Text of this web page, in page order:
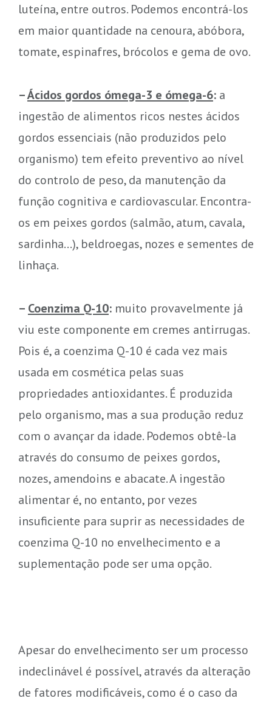
luteína, entre outros. Podemos encontrá-los
em maior quantidade na cenoura, abóbora,
tomate, espinafres, brócolos e gema de ovo.
–Ácidos gordos ómega-3 e ómega-6:a
ingestão de alimentos ricos nestes ácidos
gordos essenciais (não produzidos pelo
organismo) tem efeito preventivo ao nível
do controlo de peso, da manutenção da
função cognitiva e cardiovascular. Encontra-
os em peixes gordos (salmão, atum, cavala,
sardinha…), beldroegas, nozes e sementes de
linhaça.
– Coenzima Q-10:muito provavelmente já
viu este componente em cremes antirrugas.
Pois é, a coenzima Q-10 é cada vez mais
usada em cosmética pelas suas
propriedades antioxidantes. É produzida
pelo organismo, mas a sua produção reduz
com o avançar da idade. Podemos obtê-la
através do consumo de peixes gordos,
nozes, amendoins e abacate. A ingestão
alimentar é, no entanto, por vezes
insuficiente para suprir as necessidades de
coenzima Q-10 no envelhecimento e a
suplementação pode ser uma opção.
Apesar do envelhecimento ser um processo
indeclinável é possível, através da alteração
de fatores modificáveis, como é o caso da